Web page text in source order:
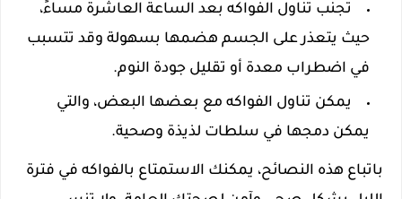
تجنب تناول الفواكه بعد الساعة العاشرة مساءً،
حيث يتعذر على الجسم هضمها بسهولة وقد تتسبب
في اضطراب معدة أو تقليل جودة النوم.
يمكن تناول الفواكه مع بعضها البعض، والتي
يمكن دمجها في سلطات لذيذة وصحية.
باتباع هذه النصائح، يمكنك الاستمتاع بالفواكه في فترة